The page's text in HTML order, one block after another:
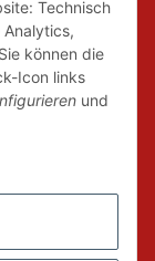
Technisch
können die
Icon links
und
unsere
dem